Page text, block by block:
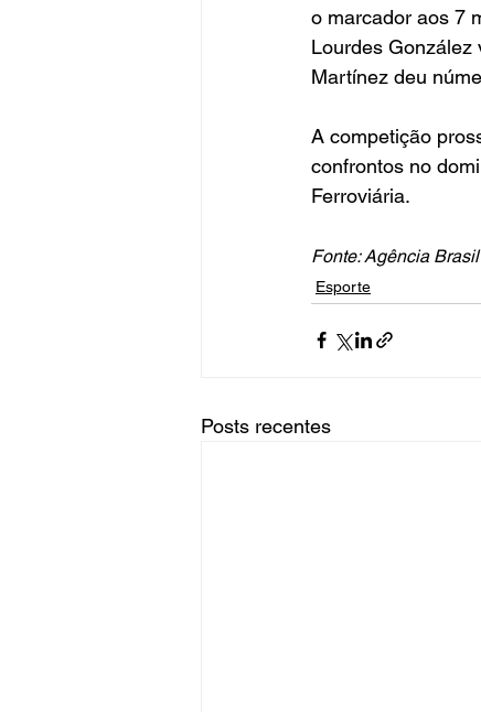
o marcador aos 7
Lourdes González
Martínez deu
A competição
confrontos no
Ferroviária.
Fonte: Agência Brasil
Esporte
Posts recentes